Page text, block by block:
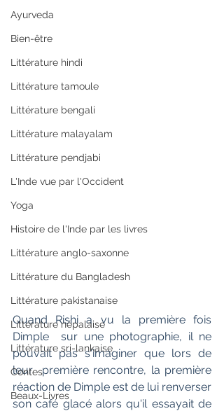
Ayurveda
Bien-être
Littérature hindi
Littérature tamoule
Littérature bengali
Littérature malayalam
Littérature pendjabi
L'Inde vue par l'Occident
Yoga
Histoire de l'Inde par les livres
Littérature anglo-saxonne
Littérature du Bangladesh
Littérature pakistanaise
Littérature népalaise
Littérature sri-lankaise
Contes
Beaux-Livres
Quand Rishi a vu la première fois
Dimple  sur une photographie, il ne
pouvait pas s'imaginer que lors de
leur  première rencontre, la première
réaction de Dimple est de lui renverser
son café glacé alors qu'il essayait de